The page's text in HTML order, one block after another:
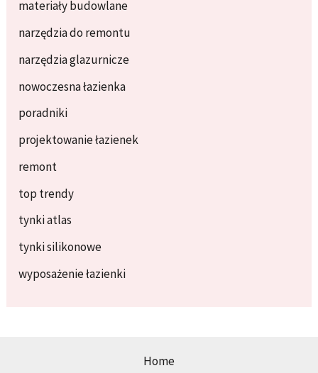
materiały budowlane
narzędzia do remontu
narzędzia glazurnicze
nowoczesna łazienka
poradniki
projektowanie łazienek
remont
top trendy
tynki atlas
tynki silikonowe
wyposażenie łazienki
Home